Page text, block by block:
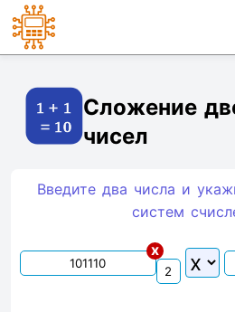
Сложение
чисел
Введите два числа и
систем
x